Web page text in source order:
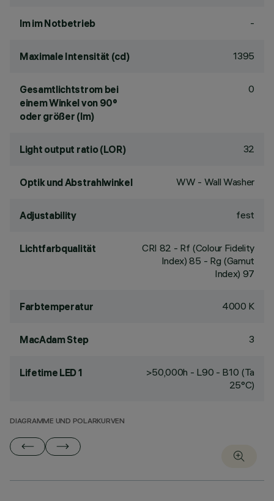
lm im Notbetrieb -
Maximale Intensität (cd) 1395
Gesamtlichtstrom bei
einem Winkel von 90°
oder größer (lm)
0
Light output ratio (LOR) 32
Optik und Abstrahlwinkel WW - Wall Washer
Adjustability fest
Lichtfarbqualität CRI 82 - Rf (Colour Fidelity
Index) 85 - Rg (Gamut
Index) 97
Farbtemperatur 4000 K
MacAdam Step 3
Lifetime LED 1
>50,000h - L90 - B10 (Ta
25°C)
DIAGRAMME UND POLARKURVEN